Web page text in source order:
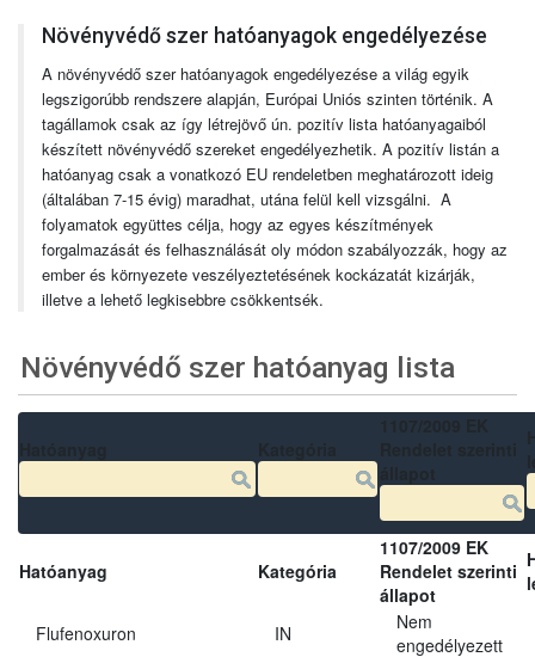
Növényvédő szer hatóanyagok engedélyezése
A növényvédő szer hatóanyagok engedélyezése a világ egyik
legszigorúbb rendszere alapján, Európai Uniós szinten történik. A
tagállamok csak az így létrejövő ún. pozitív lista hatóanyagaiból
készített növényvédő szereket engedélyezhetik. A pozitív listán a
hatóanyag csak a vonatkozó EU rendeletben meghatározott ideig
(általában 7-15 évig) maradhat, utána felül kell vizsgálni. A
folyamatok együttes célja, hogy az egyes készítmények
forgalmazását és felhasználását oly módon szabályozzák, hogy az
ember és környezete veszélyeztetésének kockázatát kizárják,
illetve a lehető legkisebbre csökkentsék.
Növényvédő szer hatóanyag lista
Hatóanyag Kategória
1107/2009 EK
Rendelet szerinti
állapot
Flufenoxuron IN
Nem
engedélyezett